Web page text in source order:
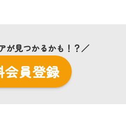
が見つかるかも！？／
員登録